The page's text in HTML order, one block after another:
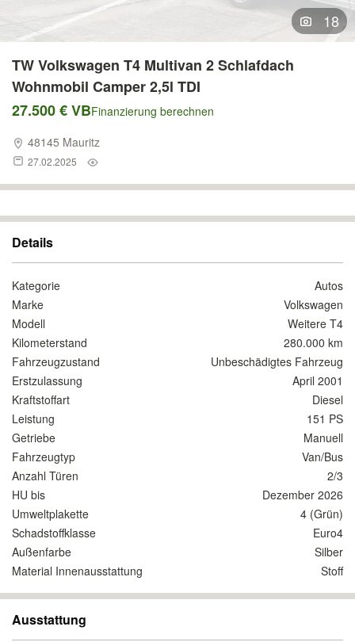
18
TW Volkswagen T4 Multivan 2 Schlafdach
Wohnmobil Camper 2,5l TDI
27.500 € VBFinanzierung berechnen
48145 Mauritz
27.02.2025
Details
Kategorie
Autos
Marke
Volkswagen
Modell
Weitere T4
Kilometerstand
280.000 km
Fahrzeugzustand
Unbeschädigtes Fahrzeug
Erstzulassung
April 2001
Kraftstoffart
Diesel
Leistung
151 PS
Getriebe
Manuell
Fahrzeugtyp
Van/Bus
Anzahl Türen
2/3
HU bis
Dezember 2026
Umweltplakette
4 (Grün)
Schadstoffklasse
Euro4
Außenfarbe
Silber
Material Innenausstattung
Stoff
Ausstattung